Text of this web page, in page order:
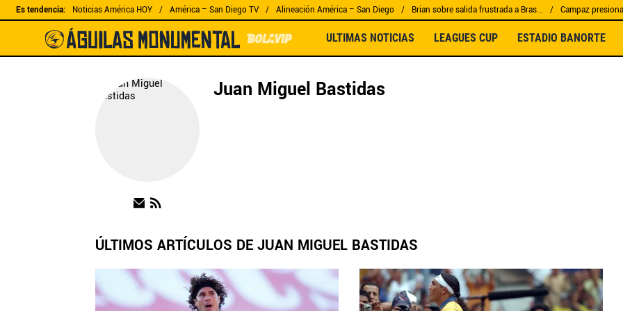
Es tendencia: Noticias América HOY América – San Diego TV Alineación América – San Diego Brian sobre salida frustrada a Bras... Campaz
ULTIMAS NOTICIAS LEAGUES CUP ESTADIO BANORTE
Juan Miguel Bastidas
ÚLTIMOS ARTÍCULOS DE JUAN MIGUEL BASTIDAS